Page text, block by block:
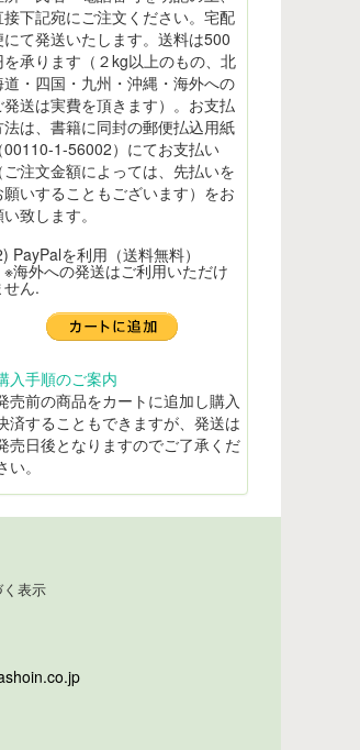
接下記宛にご注文ください。宅配
にて発送いたします。送料は500
を承ります（２kg以上のもの、北
道・四国・九州・沖縄・海外への
発送は実費を頂きます）。お支払
法は、書籍に同封の郵便払込用紙
（00110-1-56002）にてお支払い
（ご注文金額によっては、先払いを
願いすることもございます）をお
い致します。
PayPalを利用（送料無料）
外への発送はご利用いただけ
せん.
入手順のご案内
売前の商品をカートに追加し購入
済することもできますが、発送は
売日後となりますのでご了承くだ
い。
く表示